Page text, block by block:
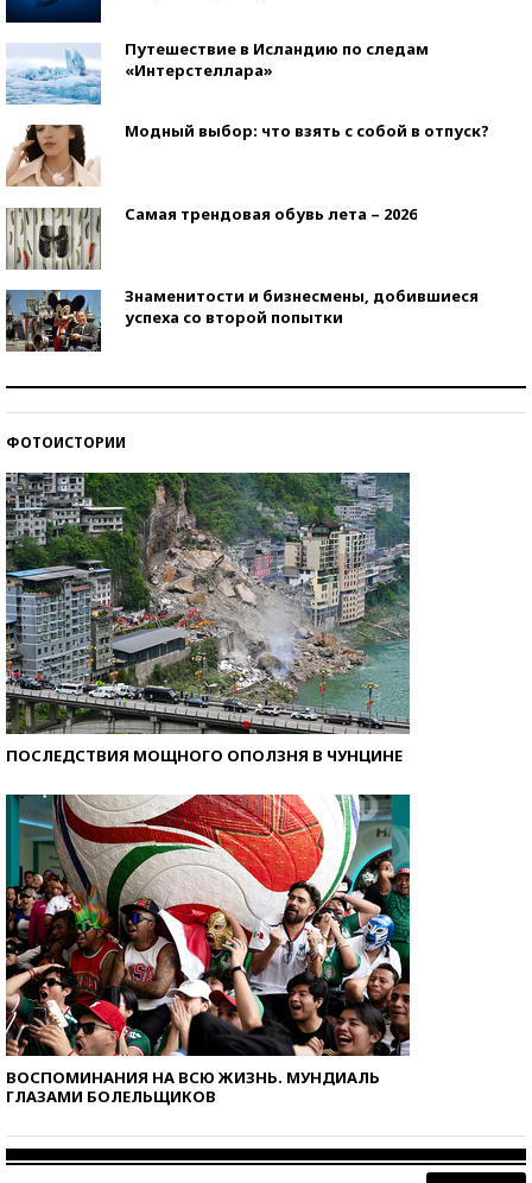
Путешествие в Исландию по следам
«Интерстеллара»
Модный выбор: что взять с собой в отпуск?
Самая трендовая обувь лета – 2026
Знаменитости и бизнесмены, добившиеся
успеха со второй попытки
ФОТОИСТОРИИ
ПОСЛЕДСТВИЯ МОЩНОГО ОПОЛЗНЯ В ЧУНЦИНЕ
ВОСПОМИНАНИЯ НА ВСЮ ЖИЗНЬ. МУНДИАЛЬ
ГЛАЗАМИ БОЛЕЛЬЩИКОВ